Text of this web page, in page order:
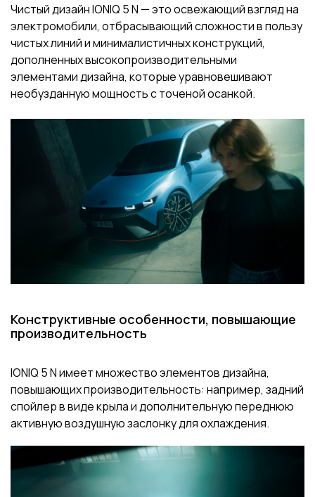
Чистый дизайн IONIQ 5 N — это освежающий взгляд на
электромобили, отбрасывающий сложности в пользу
чистых линий и минималистичных конструкций,
дополненных высокопроизводительными
элементами дизайна, которые уравновешивают
необузданную мощность с точеной осанкой.
Конструктивные особенности, повышающие
производительность
IONIQ 5 N имеет множество элементов дизайна,
повышающих производительность: например, задний
спойлер в виде крыла и дополнительную переднюю
активную воздушную заслонку для охлаждения.